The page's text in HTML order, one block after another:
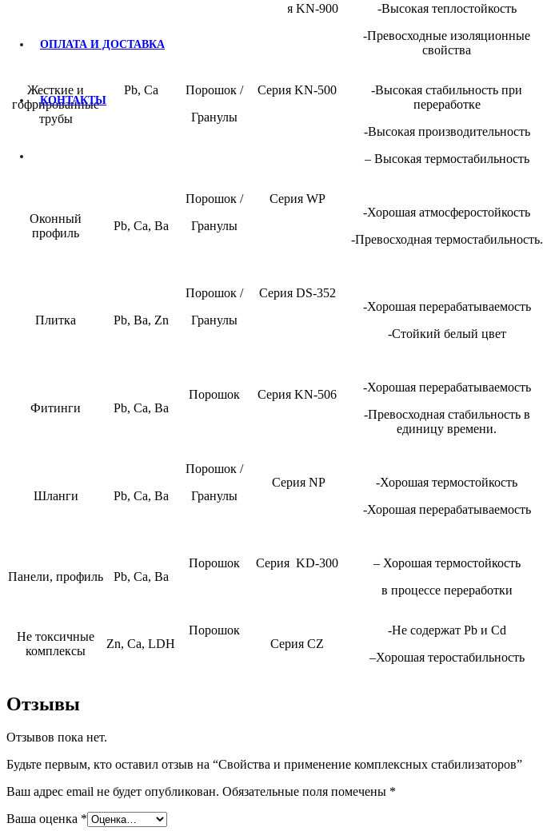
ОПЛАТА И ДОСТАВКА
КОНТАКТЫ
Серия KN-900
-Высокая теплостойкость
-Превосходные изоляционные
свойства
Жесткие и
гофрированные
трубы
Pb, Ca
Порошок /
Гранулы
Серия KN-500
-Высокая стабильность при
переработке
-Высокая производительность
– Высокая термостабильность
Оконный
профиль
Pb, Ca, Ba
Порошок /
Гранулы
Серия WP
-Хорошая атмосферостойкость
-Превосходная термостабильность.
Плитка Pb, Ba, Zn
Порошок /
Гранулы
Серия DS-352
-Хорошая перерабатываемость
-Стойкий белый цвет
Фитинги Pb, Ca, Ba
Порошок Серия KN-506
-Хорошая перерабатываемость
-Превосходная стабильность в
единицу времени.
Шланги Pb, Ca, Ba
Порошок /
Гранулы
Серия NP
-Хорошая термостойкость
-Хорошая перерабатываемость
Панели, профиль Pb, Ca, Ba
Порошок Серия KD-300
– Хорошая термостойкость
в процессе переработки
Не токсичные
комплексы
Zn, Ca, LDH
Порошок
Серия CZ
-Не содержат Pbи Cd
–Хорошая теростабильность
Отзывы
Отзывов пока нет.
Будьте первым, кто оставил отзыв на “Свойства и применение комплексных стабилизаторов”
Ваш адрес email не будет опубликован. Обязательные поля помечены *
Ваша оценка *